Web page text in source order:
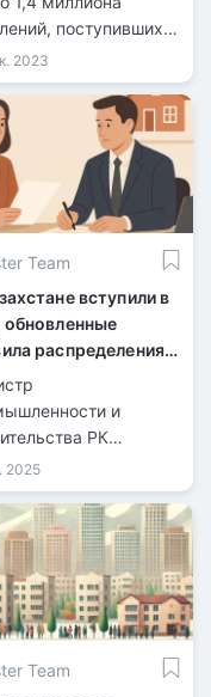
поступивших
чем миллиона
Казахстана, на
сумму более 3
тенге. Эти
были
жителями на
своих
условий
2023
Team
вступили в
обновленные
распределения
из
и
РК
обновленные
предоставления
из
фонда.
2025
Team